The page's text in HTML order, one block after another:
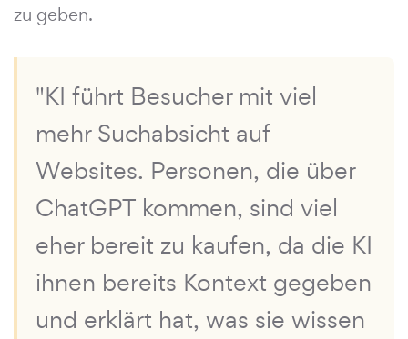
zu geben.
"KI führt Besucher mit viel
mehr Suchabsicht auf
Websites. Personen, die über
ChatGPT kommen, sind viel
eher bereit zu kaufen, da die KI
ihnen bereits Kontext gegeben
und erklärt hat, was sie wissen